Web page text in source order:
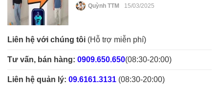
Quỳnh TTM 15/03/2025
Liên hệ với chúng tôi (Hỗ trợ miễn phí)
Tư vấn, bán hàng: 0909.650.650(08:30-20:00)
Liên hệ quản lý: 09.6161.3131 (08:30-20:00)